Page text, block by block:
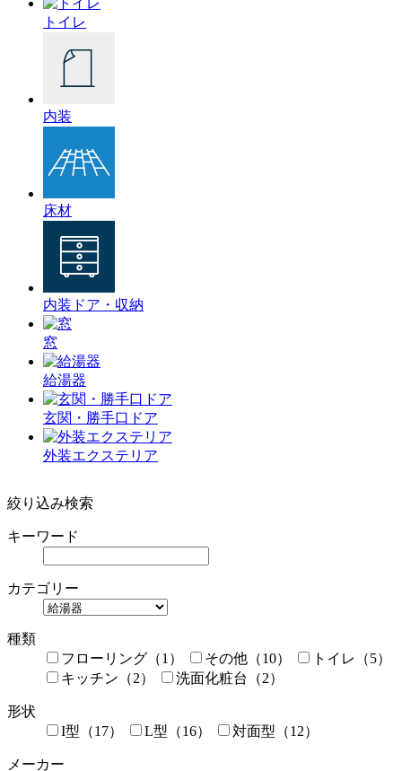
トイレ
内装
床材
内装ドア・収納
窓
給湯器
玄関・勝手口ドア
外装エクステリア
絞り込み検索
キーワード
カテゴリー
種類
フローリング（1）
その他（10）
トイレ（5）
キッチン（2）
洗面化粧台（2）
形状
I型（17）
L型（16） 対面型（12）
メーカー